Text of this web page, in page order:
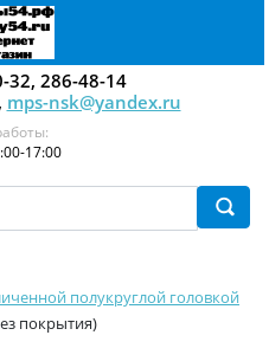
32, 286-48-14
mps-nsk@yandex.ru
17:00
полукруглой головкой
покрытия)